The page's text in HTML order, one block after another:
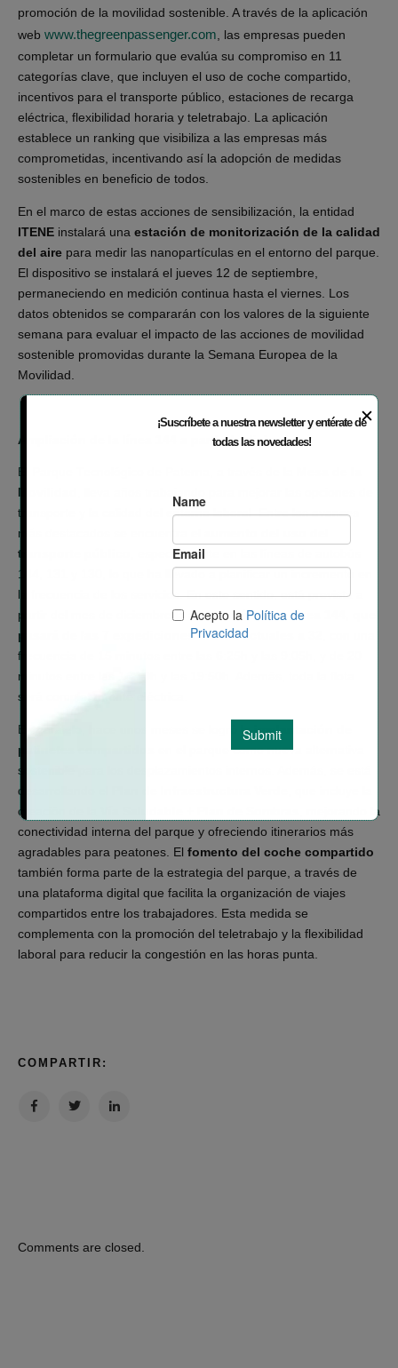
promoción de la movilidad sostenible. A través de la aplicación
web www.thegreenpassenger.com, las empresas pueden
completar un formulario que evalúa su compromiso en 11
categorías clave, que incluyen el uso de coche compartido,
incentivos para el transporte público, estaciones de recarga
eléctrica, flexibilidad horaria y teletrabajo. La aplicación
establece un ranking que visibiliza a las empresas más
comprometidas, incentivando así la adopción de medidas
sostenibles en beneficio de todos.
En el marco de estas acciones de sensibilización, la entidad
ITENE instalará una estación de monitorización de la calidad
del aire para medir las nanopartículas en el entorno del parque.
El dispositivo se instalará el jueves 12 de septiembre,
permaneciendo en medición continua hasta el viernes. Los
datos obtenidos se compararán con los valores de la siguiente
semana para evaluar el impacto de las acciones de movilidad
sostenible promovidas durante la Semana Europea de la
Movilidad.
Ampliación de la línea 144 a partir de diciembre
El Parque Tecnológico de Paterna, a través de la
transporte y la calidad del entorno laboral. Entre los avances
más destacados se encuentra el
transporte público
, especialmente en las líneas de autobús
144, 131 y 130, lo que ha llevado a planificar un incremento en
la frecuencia de los servicios. En este sentido, está prevista a
partir del mes de diciembre la ampliación de la línea 144, que
pasará de las 7 expediciones diarias actuales a 32
frecuencia de 15 minutos entre las 6:25h y las 9:05h, y de 20
minutos entre las 14:10h y las 19:50h. Además, toda la flota
será completamente eléctrica.
En paralelo, hace unos meses se logró la implantación de
patinetes compartidos
en el parque como nueva alternativa
sostenible para los desplazamientos internos. Además, se está
desarrollando el
creación de la
, mejorando la
conectividad interna del parque y ofreciendo itinerarios más
agradables para peatones. El fomento del coche compartido
también forma parte de la estrategia del parque, a través de
una plataforma digital que facilita la organización de viajes
compartidos entre los trabajadores. Esta medida se
complementa con la promoción del teletrabajo y la flexibilidad
laboral para reducir la congestión en las horas punta.
COMPARTIR:
Comments are closed.
✕
¡Suscríbete a nuestra newsletter y entérate de
todas las novedades!